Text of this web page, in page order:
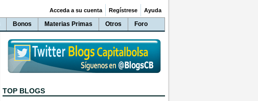
Bonos Materias Primas Otros Foro
Acceda a su cuenta Regístrese Ayuda
TOP BLOGS